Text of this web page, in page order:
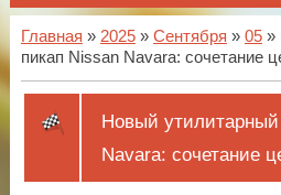
Главная » 2025 » Сентября » 05»
пикап Nissan Navara: сочетание
Новый
Navara: сочетание